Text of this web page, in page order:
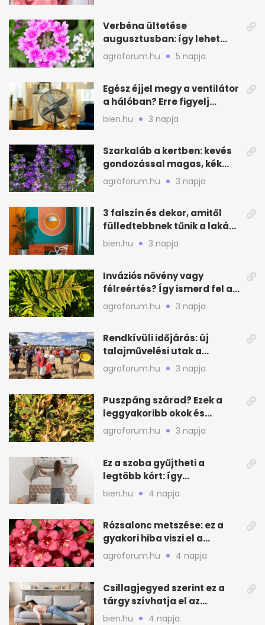
Verbéna ültetése
augusztusban: így lehet
még idén virágos a kert
agroforum.hu 5 napja
Egész éjjel megy a ventilátor
a hálóban? Erre figyelj
alvásnál nyáron
bien.hu 3 napja
Szarkaláb a kertben: kevés
gondozással magas, kék
virágfalat ad
agroforum.hu 3 napja
3 falszín és dekor, amitől
fülledtebbnek tűnik a lakás
nyáron
bien.hu 3 napja
Inváziós növény vagy
félreértés? Így ismerd fel a
valódi kockázatot
agroforum.hu 3 napja
Rendkívüli időjárás: új
talajművelési utak a
gazdáknak
agroforum.hu 3 napja
Puszpáng szárad? Ezek a
leggyakoribb okok és
teendők
agroforum.hu 3 napja
Ez a szoba gyűjtheti a
legtöbb kórt: így
mélytisztítsd otthon
bien.hu 4 napja
Rózsalonc metszése: ez a
gyakori hiba viszi el a
virágzást
agroforum.hu 4 napja
Csillagjegyed szerint ez a
tárgy szívhatja el az
otthonod energiáját
bien.hu 4 napja